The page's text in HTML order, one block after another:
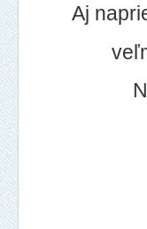
Aj